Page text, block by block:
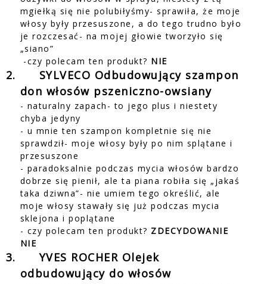
mgiełką się nie polubiłyśmy- sprawiła, że moje
włosy były przesuszone, a do tego trudno było
je rozczesać- na mojej głowie tworzyło się
„siano”
-czy polecam ten produkt? NIE
2.
SYLVECO Odbudowujący szampon
don włosów pszeniczno-owsiany
- naturalny zapach- to jego plus i niestety
chyba jedyny
- u mnie ten szampon kompletnie się nie
sprawdził- moje włosy były po nim splątane i
przesuszone
- paradoksalnie podczas mycia włosów bardzo
dobrze się pienił, ale ta piana robiła się „jakaś
taka dziwna”- nie umiem tego określić, ale
moje włosy stawały się już podczas mycia
sklejona i poplątane
- czy polecam ten produkt? ZDECYDOWANIE
NIE
3.
YVES ROCHER Olejek
odbudowujący do włosów